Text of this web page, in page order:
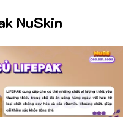
NuSkin